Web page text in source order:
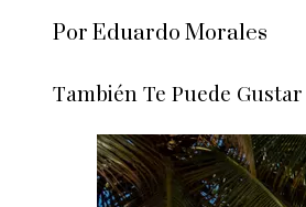
Por Eduardo Morales
También Te Puede Gustar